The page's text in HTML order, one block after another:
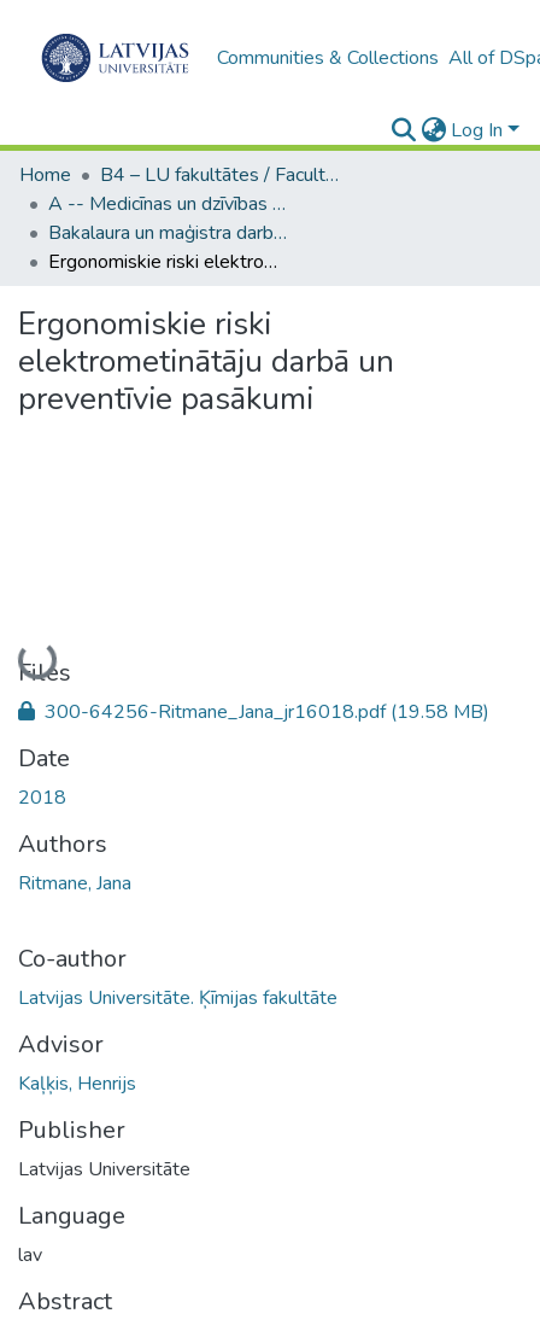
Communities & Collections All of
Log In
Home
B4 – LU fakultātes / Faculties of the UL
A -- Medicīnas un dzīvības zinātņu fakultāte / Faculty of Medicine and Life Sciences
Bakalaura un maģistra darbi (MDZF) / Bachelor's and Master's theses
Ergonomiskie riski elektrometinātāju darbā un preventīvie pasākumi
Ergonomiskie riski
elektrometinātāju darbā un
preventīvie pasākumi
Loading...
Files
300-64256-Ritmane_Jana_jr16018.pdf(19.58 MB)
Date
2018
Authors
Ritmane, Jana
Co-author
Latvijas Universitāte. Ķīmijas fakultāte
Advisor
Kaļķis, Henrijs
Publisher
Latvijas Universitāte
Language
lav
Abstract